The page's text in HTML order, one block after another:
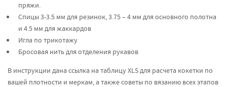
пряжи.
Спицы 3-3.5 мм для резинок, 3.75 – 4 мм для основного полотна
и 4.5 мм для жаккардов
Игла по трикотажу
Бросовая нить для отделения рукавов
В инструкции дана ссылка на таблицу XLS для расчета кокетки по
вашей плотности и меркам, а также советы по вязанию всех этапов